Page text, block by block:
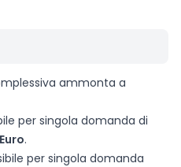
ammonta a
per singola domanda di
.
per singola domanda